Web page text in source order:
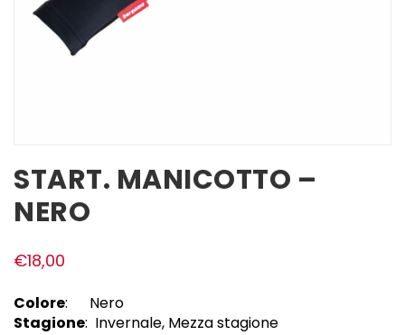
START. MANICOTTO –
NERO
€18,00
Colore: Nero
Stagione: Invernale, Mezza stagione